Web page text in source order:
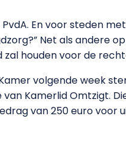
En voor steden
Net als andere
houden voor de
volgende week
Kamerlid Omtzigt.
van 250 euro voor